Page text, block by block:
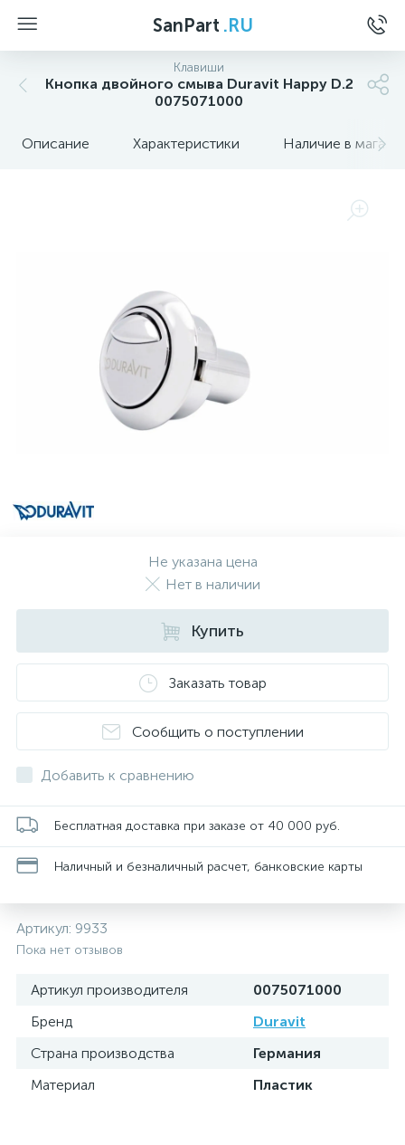
SanPart .RU
Клавиши
Кнопка двойного смыва Duravit Happy D.2
0075071000
Описание Характеристики Наличие в
Не указана цена
Нет в наличии
Купить
Заказать товар
Сообщить о поступлении
Добавить к сравнению
Бесплатная доставка при заказе от 40 000 руб.
Наличный и безналичный расчет, банковские карты
Артикул: 9933
Пока нет отзывов
Артикул производителя
0075071000
Бренд
Duravit
Страна производства
Германия
Материал
Пластик